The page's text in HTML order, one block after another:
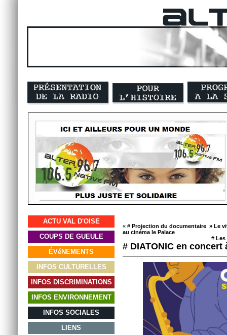
ACTU VAL D'OISE
COUPS DE GUEULE
ÉVéNEMENTS
INFOS CULTURELLES
INFOS DISCRIMINATIONS
INFOS ENVIRONNEMENT
INFOS SOCIALES
LIENS
« # Projection du documentaire » Le
au cinéma le Palace
# Les
# DIATONIC en concert